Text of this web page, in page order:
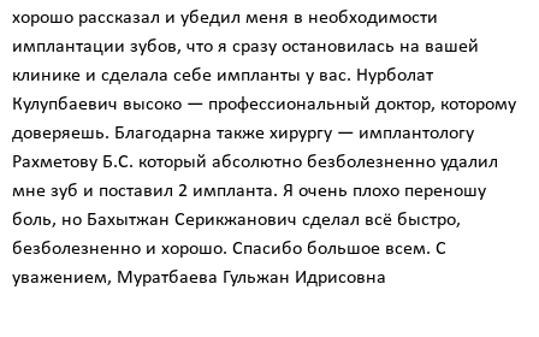
хорошо рассказал и убедил меня в необходимости
имплантации зубов, что я сразу остановилась на вашей
клинике и сделала себе импланты у вас. Нурболат
Кулупбаевич высоко — профессиональный доктор, которому
доверяешь. Благодарна также хирургу — имплантологу
Рахметову Б.С. который абсолютно безболезненно удалил
мне зуб и поставил 2 импланта. Я очень плохо переношу
боль, но Бахытжан Серикжанович сделал всё быстро,
безболезненно и хорошо. Спасибо большое всем. С
уважением, Муратбаева Гульжан Идрисовна